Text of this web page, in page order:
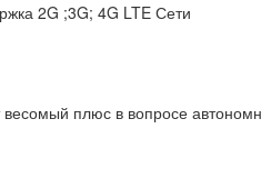
2G ;3G; 4G LTE Сети
плюс в вопросе